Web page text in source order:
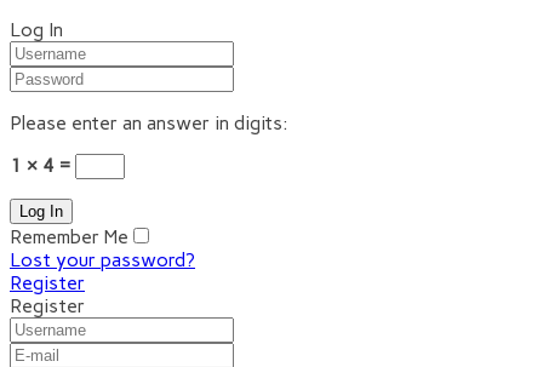
Log In
Please enter an answer in digits:
1 × 4 =
Remember Me
Lost your password?
Register
Register